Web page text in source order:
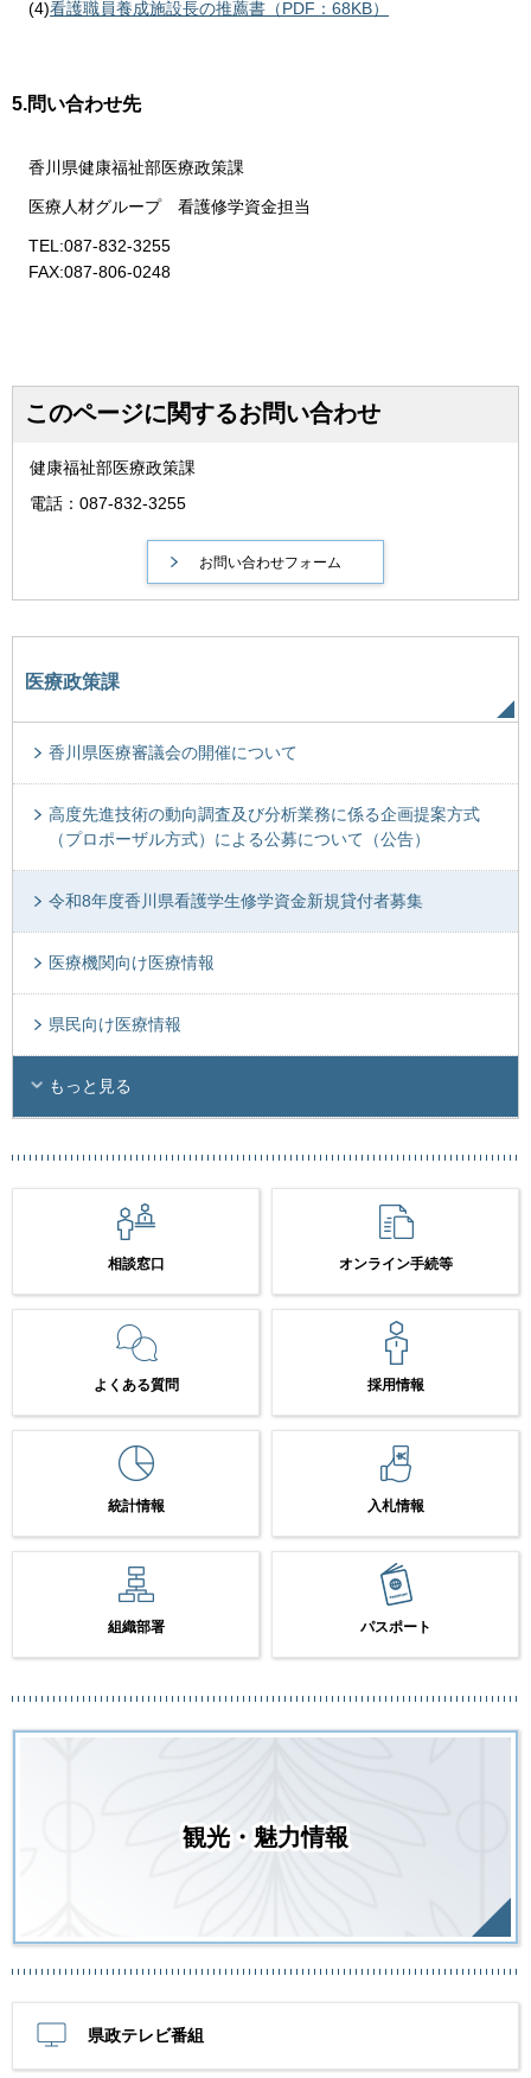
(4)看護職員養成施設長の推薦書（PDF：68KB）
5.問い合わせ先
香川県健康福祉部医療政策課
医療人材グループ 看護修学資金担当
TEL:087-832-3255
FAX:087-806-0248
このページに関するお問い合わせ
健康福祉部医療政策課
電話：087-832-3255
医療政策課
香川県医療審議会の開催について
高度先進技術の動向調査及び分析業務に係る企画提案方式
（プロポーザル方式）による公募について（公告）
令和8年度香川県看護学生修学資金新規貸付者募集
医療機関向け医療情報
県民向け医療情報
もっと見る
相談窓口 オンライン手続等
よくある質問 採用情報
統計情報 入札情報
組織部署 パスポート
観光・魅力情報
県政テレビ番組